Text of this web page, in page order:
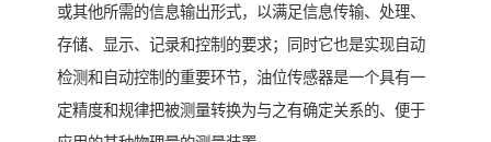
或其他所需的信息输出形式，以满足信息传输、处理、
存储、显示、记录和控制的要求；同时它也是实现自动
检测和自动控制的重要环节，油位传感器是一个具有一
定精度和规律把被测量转换为与之有确定关系的、便于